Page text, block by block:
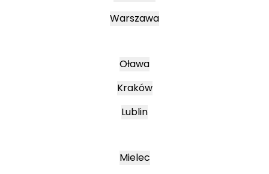
Warszawa
Oława
Kraków
Lublin
Mielec